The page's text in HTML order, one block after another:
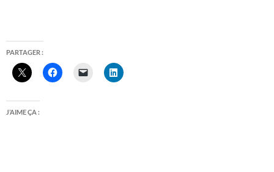
PARTAGER :
J’AIME ÇA :